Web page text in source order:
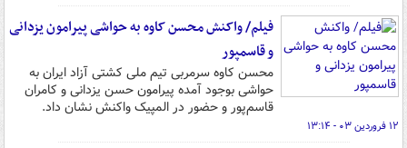
فیلم/ واکنش محسن کاوه به حواشی پیرامون یزدانی
و قاسمپور
محسن کاوه سرمربی تیم ملی کشتی آزاد ایران به
حواشی بوجود آمده پیرامون حسن یزدانی و کامران
قاسم‌پور و حضور در المپیک واکنش نشان داد.
۱۲ فروردین ۰۳ - ۱۳:۱۴